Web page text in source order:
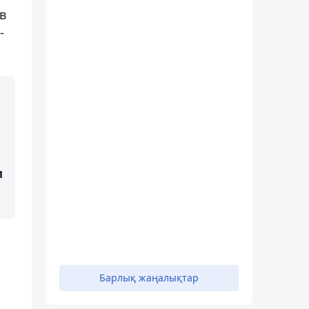
Барлық жаңалықтар